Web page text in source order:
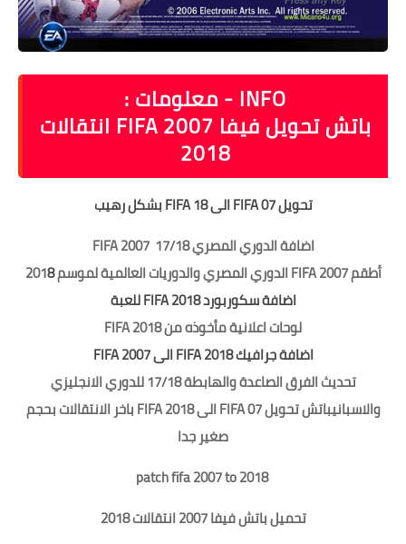
باتش تحويل فيفا 2007 FIFA انتقالات
2018
تحويل FIFA 07 الى FIFA 18 بشكل رهيب
اضافة الدوري المصري FIFA 2007 17/18
أطقم FIFA 2007 الدوري المصري والدوريات العالمية لموسم 201
8
اضافة سكوربورد FIFA 2018 للعبة
لوحات اعلانية مأخوذه من FIFA 2018
اضافة جرافيك FIFA 2018 الى FIFA 2007
تحديث الفرق الصاعدة والهابطة 17/18 للدوري الانجليزي
والاسباني
باتش تحويل FIFA 07 الى FIFA 2018 باخر الانتقالات بحجم
صغير جدا
patch fifa 2007 to 2018
تحميل باتش فيفا 2007 انتقالات 2018